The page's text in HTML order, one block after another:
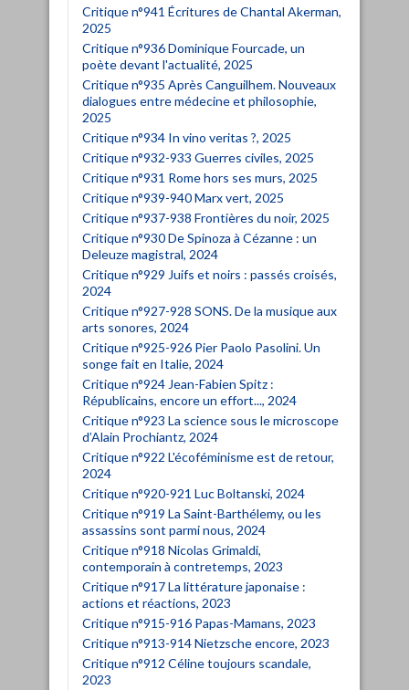
Critique n°941 Écritures de Chantal Akerman,
2025
Critique n°936 Dominique Fourcade, un
poète devant l'actualité, 2025
Critique n°935 Après Canguilhem. Nouveaux
dialogues entre médecine et philosophie,
2025
Critique n°934 In vino veritas ?, 2025
Critique n°932-933 Guerres civiles, 2025
Critique n°931 Rome hors ses murs, 2025
Critique n°939-940 Marx vert, 2025
Critique n°937-938 Frontières du noir, 2025
Critique n°930 De Spinoza à Cézanne : un
Deleuze magistral, 2024
Critique n°929 Juifs et noirs : passés croisés,
2024
Critique n°927-928 SONS. De la musique aux
arts sonores, 2024
Critique n°925-926 Pier Paolo Pasolini. Un
songe fait en Italie, 2024
Critique n°924 Jean-Fabien Spitz :
Républicains, encore un effort..., 2024
Critique n°923 La science sous le microscope
d’Alain Prochiantz, 2024
Critique n°922 L'écoféminisme est de retour,
2024
Critique n°920-921 Luc Boltanski, 2024
Critique n°919 La Saint-Barthélemy, ou les
assassins sont parmi nous, 2024
Critique n°918 Nicolas Grimaldi,
contemporain à contretemps, 2023
Critique n°917 La littérature japonaise :
actions et réactions, 2023
Critique n°915-916 Papas-Mamans, 2023
Critique n°913-914 Nietzsche encore, 2023
Critique n°912 Céline toujours scandale,
2023